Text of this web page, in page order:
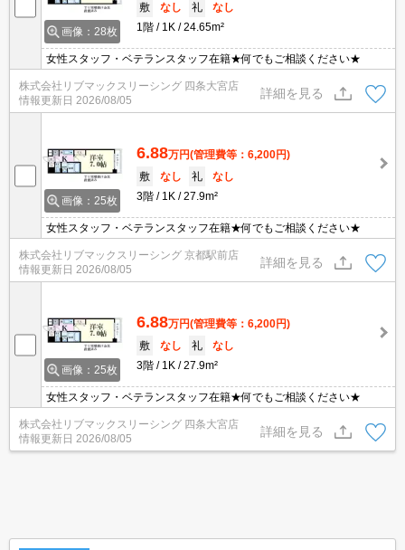
画像：28枚
敷
なし 礼
なし
1階
1K 24.65m²
女性スタッフ・ベテランスタッフ在籍★何でもご相談ください★
株式会社リブマックスリーシング 四条大宮店
情報更新日 2026/08/05
詳細を見る
画像：25枚
6.88万円(管理費等：6,200円)
敷
なし 礼
なし
3階
1K 27.9m²
女性スタッフ・ベテランスタッフ在籍★何でもご相談ください★
株式会社リブマックスリーシング 京都駅前店
情報更新日 2026/08/05
詳細を見る
画像：25枚
6.88万円(管理費等：6,200円)
敷
なし 礼
なし
3階
1K 27.9m²
女性スタッフ・ベテランスタッフ在籍★何でもご相談ください★
株式会社リブマックスリーシング 四条大宮店
情報更新日 2026/08/05
詳細を見る